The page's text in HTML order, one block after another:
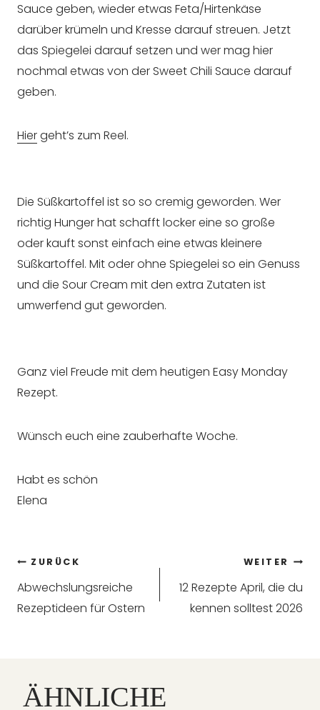
Sauce geben, wieder etwas Feta/Hirtenkäse
darüber krümeln und Kresse darauf streuen. Jetzt
das Spiegelei darauf setzen und wer mag hier
nochmal etwas von der Sweet Chili Sauce darauf
geben.
Hiergeht’s zum Reel.
Die Süßkartoffel ist so so cremig geworden. Wer
richtig Hunger hat schafft locker eine so große
oder kauft sonst einfach eine etwas kleinere
Süßkartoffel. Mit oder ohne Spiegelei so ein Genuss
und die Sour Cream mit den extra Zutaten ist
umwerfend gut geworden.
Ganz viel Freude mit dem heutigen Easy Monday
Rezept.
Wünsch euch eine zauberhafte Woche.
Habt es schön
Elena
Beitragsnavigation
ZURÜCK
Abwechslungsreiche
Rezeptideen für Ostern
WEITER
12 Rezepte April, die du
kennen solltest 2026
ÄHNLICHE